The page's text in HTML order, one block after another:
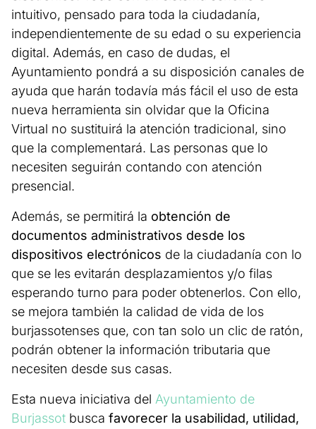
intuitivo, pensado para toda la ciudadanía,
independientemente de su edad o su experiencia
digital. Además, en caso de dudas, el
Ayuntamiento pondrá a su disposición canales de
ayuda que harán todavía más fácil el uso de esta
nueva herramienta sin olvidar que la Oficina
Virtual no sustituirá la atención tradicional, sino
que la complementará. Las personas que lo
necesiten seguirán contando con atención
presencial.
Además, se permitirá la obtención de
documentos administrativos desde los
dispositivos electrónicos de la ciudadanía con lo
que se les evitarán desplazamientos y/o filas
esperando turno para poder obtenerlos. Con ello,
se mejora también la calidad de vida de los
burjassotenses que, con tan solo un clic de ratón,
podrán obtener la información tributaria que
necesiten desde sus casas.
Esta nueva iniciativa del Ayuntamiento de
Burjassot busca favorecer la usabilidad, utilidad,